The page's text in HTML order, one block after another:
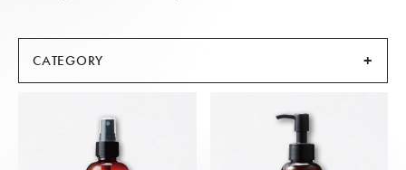
CATEGORY